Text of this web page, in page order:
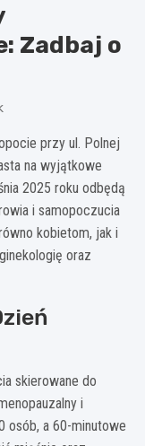
Zadbaj o
przy ul. Polnej
na wyjątkowe
2025 roku odbędą
i samopoczucia
kobietom, jak i
oraz
skierowane do
i
osób, a 60-minutowe